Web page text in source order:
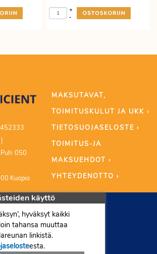
-
+
050
Kuopio
MAKSUTAVAT,
TOIMITUSKULUT JA UKK ›
TIETOSUOJASELOSTE ›
TOIMITUS-JA
MAKSUEHDOT ›
YHTEYDENOTTO ›
käyttö
hyväksyt kaikki
tahansa muuttaa
linkistä.
esta.